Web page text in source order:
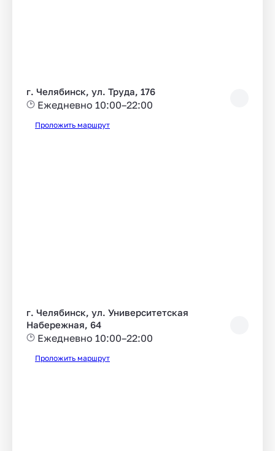
г. Челябинск, ул. Труда, 176
Ежедневно 10:00–22:00
Проложить маршрут
г. Челябинск, ул. Университетская
Набережная, 64
Ежедневно 10:00–22:00
Проложить маршрут